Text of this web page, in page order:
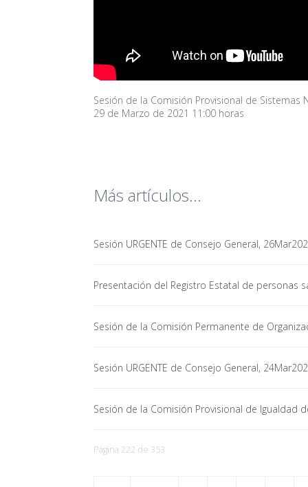
Sesión de la Comisión Provisional de Sistemas
29 de Marzo de 2021 11:00 horas
Más artículos...
Sesión URGENTE de Consejo General,
Presentación del Registro Estatal de personas
Sesión de la Comisión Permanente de
Sesión URGENTE de Consejo General,
Sesión de la Comisión Provisional de Igualdad
Página 222 de 353